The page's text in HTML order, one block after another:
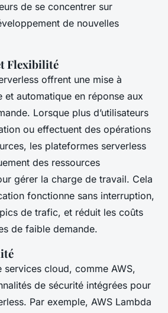
de se concentrer sur
de nouvelles
Flexibilité
offrent une mise à
et automatique en réponse aux
Lorsque plus d’utilisateurs
ou effectuent des opérations
les plateformes serverless
des ressources
gérer la charge de travail. Cela
fonctionne sans interruption,
de trafic, et réduit les coûts
de faible demande.
services cloud, comme AWS,
de sécurité intégrées pour
Par exemple, AWS Lambda